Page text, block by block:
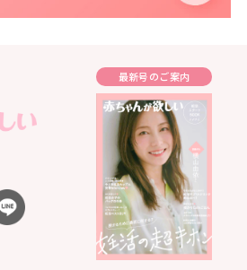
最新号のご案内